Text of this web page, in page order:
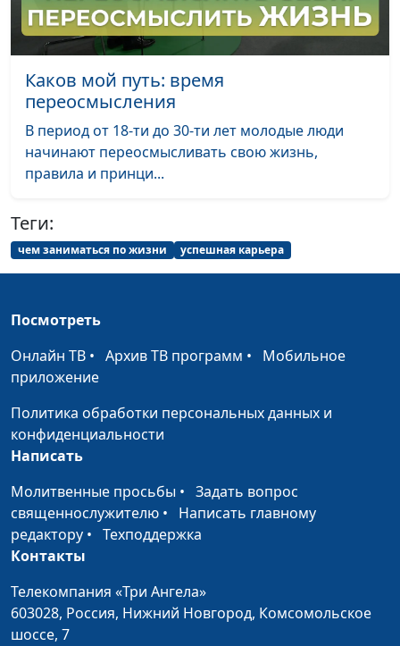
богословия, блогер
Найти себя
настоящего
Вадим Трусюк, Мария
консультант
#38
Бизнес с Божьим
благословением
Качалаба,
священнослужитель,
Детство: как оно
влияет на жизнь
Вадим Трусюк, Мария
Вачева, психолог-
Успешность:
медали
священнослужитель,
богословия, блогер
Привычки успешных
людей
коуч
предпринимателей и
управленцев, директор
Взросление: вперед
или по кругу
Вадим Трусюк, Мария
#33
Каков мой путь: время
переосмысления
В период от 18-ти до 30-ти лет молодые люди
начинают переосмысливать свою жизнь,
правила и принци...
Теги:
чем заниматься по жизни успешная карьера
Посмотреть
Онлайн ТВ • Архив ТВ программ • Мобильное
приложение
Политика обработки персональных данных и
конфиденциальности
Написать
Молитвенные просьбы • Задать вопрос
священнослужителю • Написать главному
редактору • Техподдержка
Контакты
Телекомпания «Три Ангела»
603028, Россия, Нижний Новгород, Комсомольское
шоссе, 7